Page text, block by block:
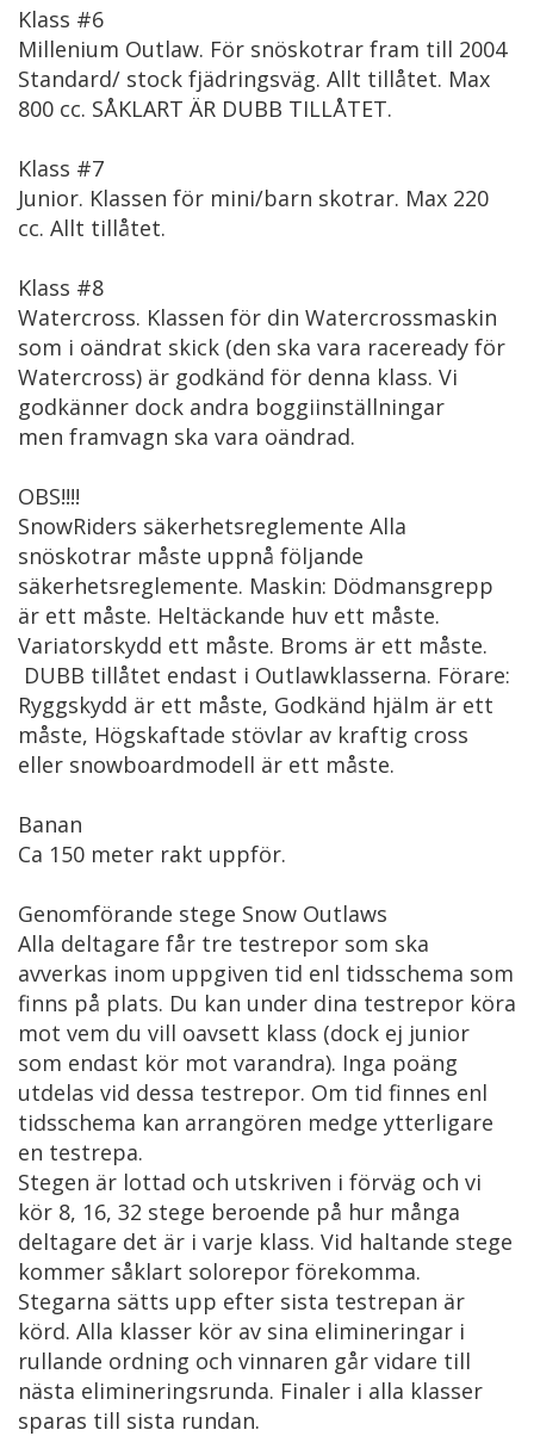
Klass #6
Millenium Outlaw. För snöskotrar fram till 2004
Standard/ stock fjädringsväg. Allt tillåtet. Max
800 cc. SÅKLART ÄR DUBB TILLÅTET.
Klass #7
Junior. Klassen för mini/barn skotrar. Max 220
cc. Allt tillåtet.
Klass #8
Watercross. Klassen för din Watercrossmaskin
som i oändrat skick (den ska vara raceready för
Watercross) är godkänd för denna klass. Vi
godkänner dock andra boggiinställningar
men framvagn ska vara oändrad.
OBS!!!!
SnowRiders säkerhetsreglemente Alla
snöskotrar måste uppnå följande
säkerhetsreglemente. Maskin: Dödmansgrepp
är ett måste. Heltäckande huv ett måste.
Variatorskydd ett måste. Broms är ett måste.
DUBB tillåtet endast i Outlawklasserna. Förare:
Ryggskydd är ett måste, Godkänd hjälm är ett
måste, Högskaftade stövlar av kraftig cross
eller snowboardmodell är ett måste.
Banan
Ca 150 meter rakt uppför.
Genomförande stege Snow Outlaws
Alla deltagare får tre testrepor som ska
avverkas inom uppgiven tid enl tidsschema som
finns på plats. Du kan under dina testrepor köra
mot vem du vill oavsett klass (dock ej junior
som endast kör mot varandra). Inga poäng
utdelas vid dessa testrepor. Om tid finnes enl
tidsschema kan arrangören medge ytterligare
en testrepa.
Stegen är lottad och utskriven i förväg och vi
kör 8, 16, 32 stege beroende på hur många
deltagare det är i varje klass. Vid haltande stege
kommer såklart solorepor förekomma.
Stegarna sätts upp efter sista testrepan är
körd. Alla klasser kör av sina elimineringar i
rullande ordning och vinnaren går vidare till
nästa elimineringsrunda. Finaler i alla klasser
sparas till sista rundan.